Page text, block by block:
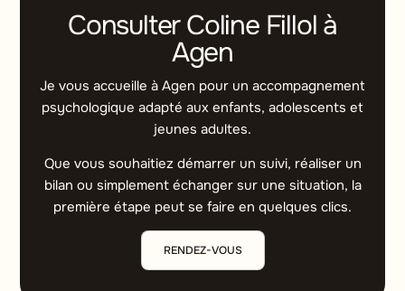
Consulter Coline Fillol à
Agen
Je vous accueille à Agen pour un accompagnement
psychologique adapté aux enfants, adolescents et
jeunes adultes.
Que vous souhaitiez démarrer un suivi, réaliser un
bilan ou simplement échanger sur une situation, la
première étape peut se faire en quelques clics.
RENDEZ-VOUS